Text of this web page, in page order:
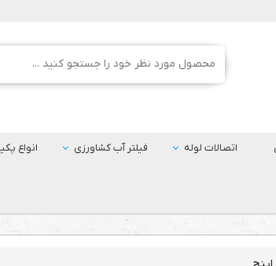
اتصالات لوله فیلتر آب کشاورزی انواع